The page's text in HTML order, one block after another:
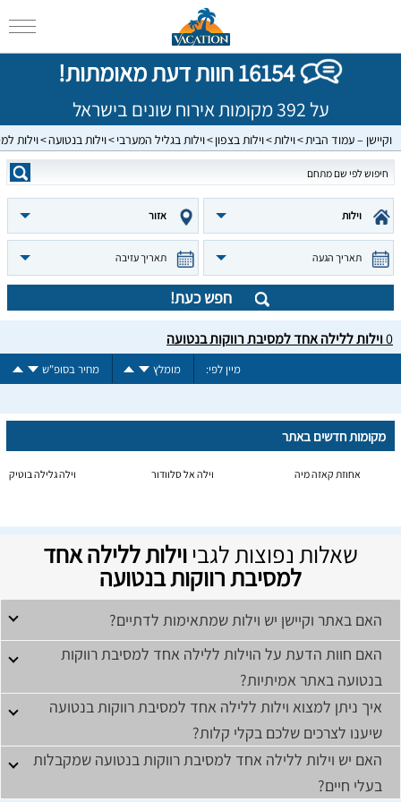
16154 חוות דעת מאומתות!
על 392 מקומות אירוח שונים בישראל
וקיישן – עמוד הבית וילות וילות בצפון וילות בגליל המערבי וילות בנטועה וילות
וילות אזור
תאריך הגעה תאריך עזיבה
חפש כעת!
0וילות ללילה אחד למסיבת רווקות בנטועה
מיין לפי: מומלץ מחיר בסופ"ש
מקומות חדשים באתר
אחוזת קאזה מיה וילה אל סלוודור וילה גלילה בוטיק
שאלות נפוצות לגביוילות ללילה אחד
למסיבת רווקות בנטועה
האם באתר וקיישן יש וילות שמתאימות לדתיים?
האם חוות הדעת על הוילות ללילה אחד למסיבת רווקות
בנטועה באתר אמיתיות?
איך ניתן למצוא וילות ללילה אחד למסיבת רווקות בנטועה
שיענו לצרכים שלכם בקלי קלות?
האם יש וילות ללילה אחד למסיבת רווקות בנטועה שמקבלות
בעלי חיים?